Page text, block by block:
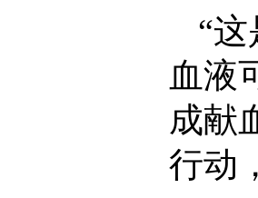
“
血液
成献
行动